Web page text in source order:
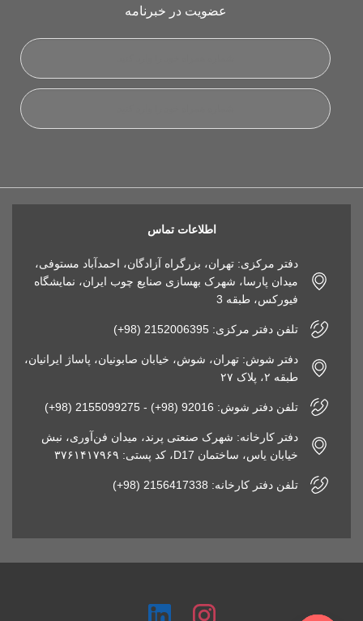
عضویت در خبرنامه
اطلاعات تماس
دفتر مرکزی: تهران، بزرگراه آزادگان، احمدآباد مستوفی،
میدان پارسا، شهرک بهسازی صنایع چوب ایران، نمایشگاه
فیورکس، طبقه 3
تلفن دفتر مرکزی: 2152006395 (98+)
دفتر شوش: تهران، شوش، خیابان صابونیان، پاساژ ایرانیان،
طبقه ۲، پلاک ۲۷
تلفن دفتر شوش: 92016 (98+) - 2155099275 (98+)
دفتر کارخانه: شهرک صنعتی پرند، میدان فن‌آوری، نبش
خیابان یاس، ساختمان D17، کد پستی: ۳۷۶۱۴۱۷۹۶۹
تلفن دفتر کارخانه: 2156417338 (98+)